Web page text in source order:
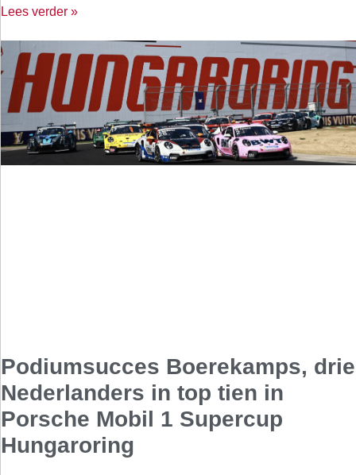
Lees verder »
Podiumsucces Boerekamps, drie
Nederlanders in top tien in
Porsche Mobil 1 Supercup
Hungaroring